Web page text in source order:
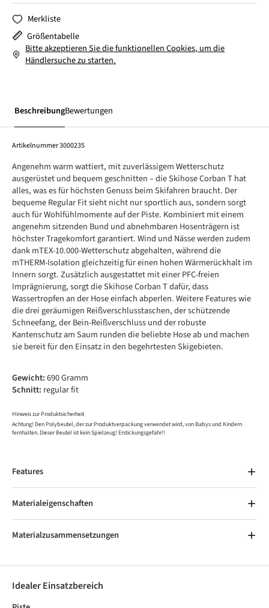
Merkliste
Größentabelle
Bitte akzeptieren Sie die funktionellen Cookies, um die
Händlersuche zu starten.
BeschreibungBewertungen
Artikelnummer3000235
Angenehm warm wattiert, mit zuverlässigem Wetterschutz
ausgerüstet und bequem geschnitten – die Skihose Corban T hat
alles, was es für höchsten Genuss beim Skifahren braucht. Der
bequeme Regular Fit sieht nicht nur sportlich aus, sondern sorgt
auch für Wohlfühlmomente auf der Piste. Kombiniert mit einem
angenehm sitzenden Bund und abnehmbaren Hosenträgern ist
höchster Tragekomfort garantiert. Wind und Nässe werden zudem
dank mTEX-10.000-Wetterschutz abgehalten, während die
mTHERM-Isolation gleichzeitig für einen hohen Wärmerückhalt im
Innern sorgt. Zusätzlich ausgestattet mit einer PFC-freien
Imprägnierung, sorgt die Skihose Corban T dafür, dass
Wassertropfen an der Hose einfach abperlen. Weitere Features wie
die drei geräumigen Reißverschlusstaschen, der schützende
Schneefang, der Bein-Reißverschluss und der robuste
Kantenschutz am Saum runden die beliebte Hose ab und machen
sie bereit für den Einsatz in den begehrtesten Skigebieten.
Gewicht:690 Gramm
Schnitt: regular fit
Hinweis zur Produktsicherheit
Achtung! Den Polybeutel, der zur Produktverpackung verwendet wird, von Babys und Kindern
fernhalten. Dieser Beutel ist kein Spielzeug! Erstickungsgefahr!!
Features
Materialeigenschaften
Materialzusammensetzungen
Idealer Einsatzbereich